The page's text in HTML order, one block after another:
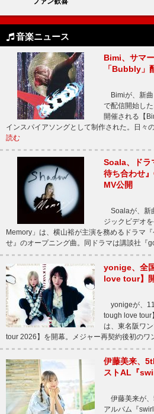
音楽ニュース
Bimi、サマ
「Bubbly」
Bimiが、新曲
で配信開始し
開催される【
インスパイアソングとして制作された。日々
読む
Soala、ドラ
待ち合わせ
MV公開
Soalaが、新
ジックビデオ
Memory」は、横山裕が主演を務めるドラマ
せ』のオープニング曲。同ドラマは講談社『
yonige、全
love tour】
yonigeが、
tough love
は、東名阪ワ
tour 2026】を開幕。メジャー再契約後初の
伊藤美来、
ストAL『
伊藤美来が、
アルバム『